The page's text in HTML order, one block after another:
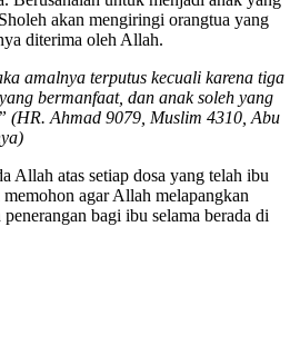
akan mengiringi orangtua yang
diterima oleh Allah.
amalnya terputus kecuali karena tiga
bermanfaat, dan anak soleh yang
(HR. Ahmad 9079, Muslim 4310, Abu
Allah atas setiap dosa yang telah ibu
agar Allah melapangkan
bagi ibu selama berada di